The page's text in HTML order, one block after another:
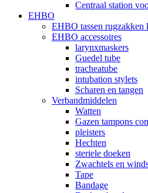
Centraal station
EHBO
EHBO tassen rugzakken
EHBO accessoires
larynxmaskers
Guedel tube
tracheatube
intubation stylets
Scharen en tangen
Verbandmiddelen
Watten
Gazen tampons
pleisters
Hechten
steriele doeken
Zwachtels en
Tape
Bandage